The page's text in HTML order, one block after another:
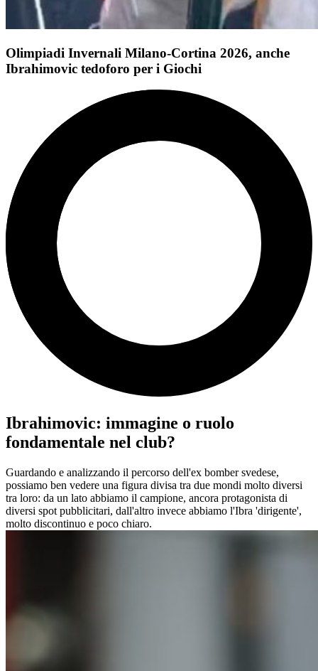
Olimpiadi Invernali Milano-Cortina 2026, anche
Ibrahimovic tedoforo per i Giochi
Ibrahimovic: immagine o ruolo
fondamentale nel club?
Guardando e analizzando il percorso dell'ex bomber svedese,
possiamo ben vedere una figura divisa tra due mondi molto diversi
tra loro: da un lato abbiamo il campione, ancora protagonista di
diversi spot pubblicitari, dall'altro invece abbiamo l'Ibra 'dirigente',
molto discontinuo e poco chiaro.